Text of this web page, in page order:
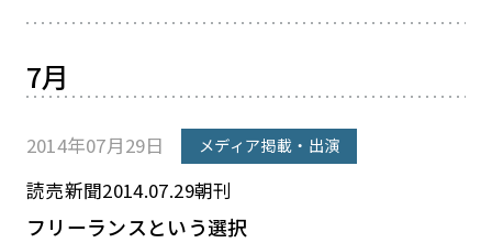
7月
2014年07月29日 メディア掲載・出演
読売新聞2014.07.29朝刊
フリーランスという選択